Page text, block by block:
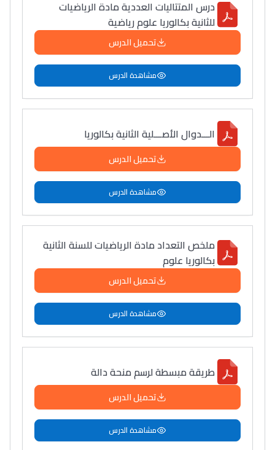
درس المتتاليات العددية مادة الرياضيات
للثانية بكالوريا علوم رياضية
تحميل الدرس
مشاهدة الدرس
الـــدوال الأصـــلية الثانية بكالوريا
تحميل الدرس
مشاهدة الدرس
ملخص التعداد مادة الرياضيات للسنة الثانية
بكالوريا علوم
تحميل الدرس
مشاهدة الدرس
طريقة مبسطة لرسم منحة دالة
تحميل الدرس
مشاهدة الدرس